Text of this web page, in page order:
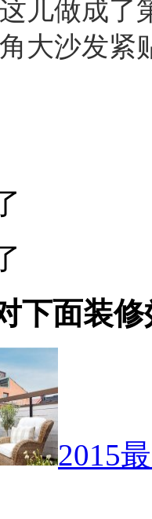
儿做成了
大沙发紧
下面装
2015